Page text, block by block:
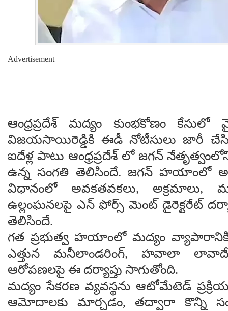
Advertisement
ఆంధ్రప్రదేశ్ మద్యం కుంభకోణం
విజయసాయిరెడ్డికి ఈడీ నోటీసులు జారీ
ఐదేళ్ల పాటు ఆంధ్రప్రదేశ్ లో జగన్
ఉన్న సంగతి తెలిసిందే. జగన్ హయాంలో
విధానంలో అవకతవకలు, అక్రమాలు,
ఉల్లంఘనలపై ఎన్ ఫోర్స్ మెంట్ డైరెక్టరేట్
తెలిసిందే.
గత ప్రభుత్వ హయాంలో మద్యం వ్యాపారానికి
ఎత్తున మనీలాండరింగ్, హవాలా
ఆరోపణలపై ఈ దర్యాప్తు సాగుతోంది.
మద్యం సేకరణ వ్యవస్థను ఆటోమేటెడ్
ఆమోదాలకు మార్చడం, తద్వారా కొన్ని